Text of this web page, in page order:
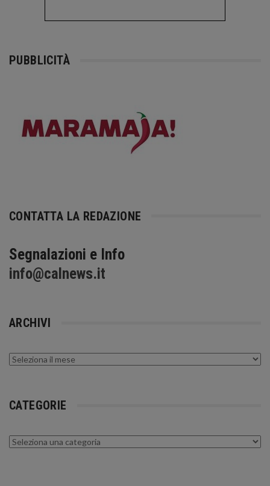
PUBBLICITÀ
CONTATTA LA REDAZIONE
Segnalazioni e Info
info@calnews.it
ARCHIVI
Archivi
CATEGORIE
Categorie